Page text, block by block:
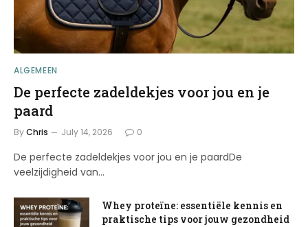
ALGEMEEN
De perfecte zadeldekjes voor jou en je
paard
ByChris July 14, 2026 0
De perfecte zadeldekjes voor jou en je paardDe
veelzijdigheid van…
Whey proteïne: essentiële kennis en
praktische tips voor jouw gezondheid